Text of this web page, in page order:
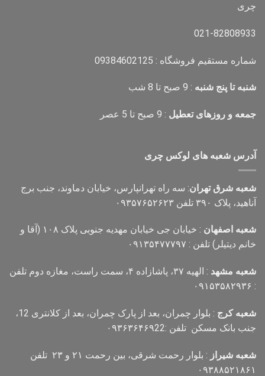
چری
021-82808933
شماره مستقیم فروشگاه : 09384602125
شنبه تا پنج شنبه : 9 صبح تا 8 شب
جمعه و روزهای تعطیل : 9 صبح تا 5 عصر
آدرس شعبه های لوکس چری
شعبه شرق تهران: سه راه تهرانپارس، خیابان دماوند، جنب برج
آناهید، پلاک ۳۹۰ تلفن ۰۹۳۵۷۶۵۲۶۲۳
شعبه اصفهان
: خیابان جی خیابان مهدیه جنوبی پلاک ۱۰۸ (آقا و
خانم دیتیلر) تلفن : ۰۹۱۳۵۴۷۷۷۹۷
شعبه مشهد
: الهیه ۳۷، پاشازاده ۴، سمت راست، مغازه دوم تلفن
: ۰۹۱۵۳۵۸۲۹۳۶
شعبه کرج
: بلوار چمران، بعد از پارک چمران، بعد از کلانتری 12،
جنب بانک مسکن تلفن :۰۹۳۶۳۶۴۶۹22
شعبه شیراز
: بلوار رحمت شرقی، بین رحمت ۲۱ و ۲۳ تلفن
۰۹۳۸۸۵۲۱۸۶۱